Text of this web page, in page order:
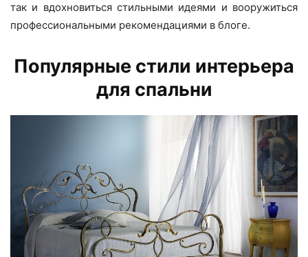
так и вдохновиться стильными идеями и вооружиться
профессиональными рекомендациями в блоге.
Популярные стили интерьера
для спальни